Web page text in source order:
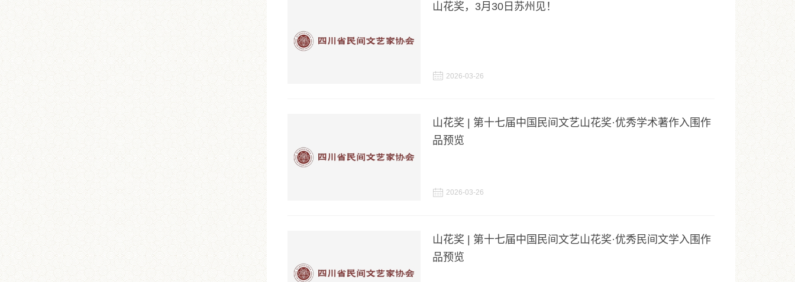
山花奖，3月30日苏州见！
 2026-03-26
山花奖 | 第十七届中国民间文艺山花奖·优秀学术著作入围作
品预览
 2026-03-26
山花奖 | 第十七届中国民间文艺山花奖·优秀民间文学入围作
品预览